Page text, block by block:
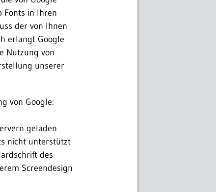
Fonts in Ihren
der von Ihnen
erlangt Google
Nutzung von
unserer
von Google:
geladen
nicht unterstützt
des
Screendesign